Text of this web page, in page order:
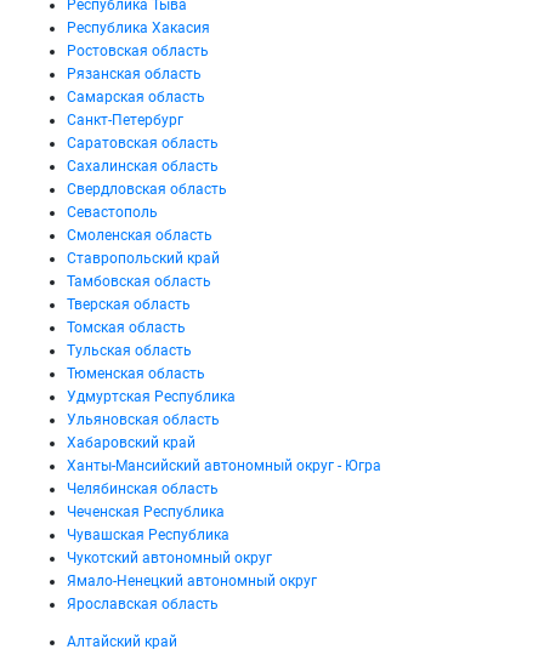
Республика Тыва
Республика Хакасия
Ростовская область
Рязанская область
Самарская область
Санкт-Петербург
Саратовская область
Сахалинская область
Свердловская область
Севастополь
Смоленская область
Ставропольский край
Тамбовская область
Тверская область
Томская область
Тульская область
Тюменская область
Удмуртская Республика
Ульяновская область
Хабаровский край
Ханты-Мансийский автономный округ - Югра
Челябинская область
Чеченская Республика
Чувашская Республика
Чукотский автономный округ
Ямало-Ненецкий автономный округ
Ярославская область
Алтайский край